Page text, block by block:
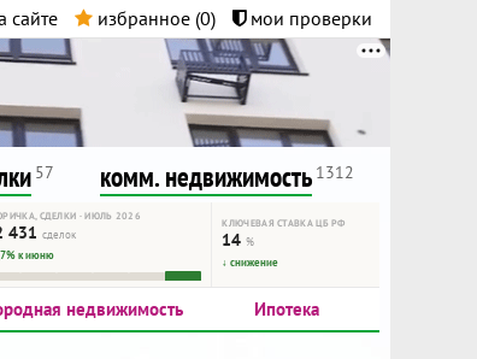
сайте избранное (0) мои проверки
57 комм. недвижимость 1312
СДЕЛКИ · ИЮЛЬ 2026
431 сделок
к июню
КЛЮЧЕВАЯ СТАВКА ЦБ РФ
14%
↓ снижение
недвижимость Ипотека